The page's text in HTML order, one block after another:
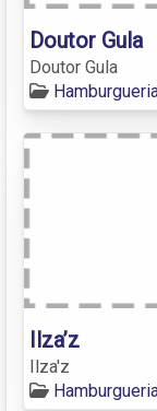
Doutor Gula
Doutor Gula
Ilza’z
Ilza'z